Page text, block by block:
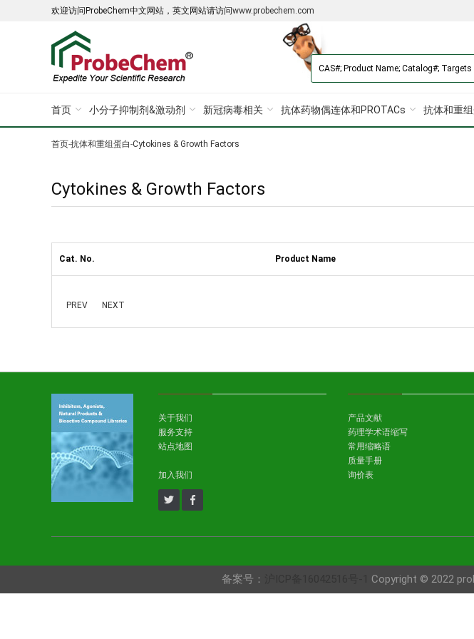
欢迎访问ProbeChem中文网站，英文网站请访问www.probechem.com
首页 小分子抑制剂&激动剂 新冠病毒相关 抗体药物偶连体和PROTACs 抗体和重
首页-抗体和重组蛋白-Cytokines & Growth Factors
Cytokines & Growth Factors
Cat. No. Product Name
PREV NEXT
关于我们
服务支持
站点地图
加入我们
产品文献
药理学术语缩写
常用缩略语
质量手册
询价表
备案号： Copyright © 2022